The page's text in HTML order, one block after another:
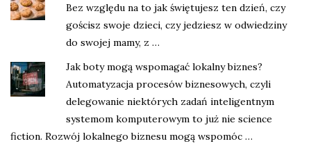
Bez względu na to jak świętujesz ten dzień, czy
gościsz swoje dzieci, czy jedziesz w odwiedziny
do swojej mamy, z …
Jak boty mogą wspomagać lokalny biznes?
Automatyzacja procesów biznesowych, czyli
delegowanie niektórych zadań inteligentnym
systemom komputerowym to już nie science
fiction. Rozwój lokalnego biznesu mogą wspomóc …